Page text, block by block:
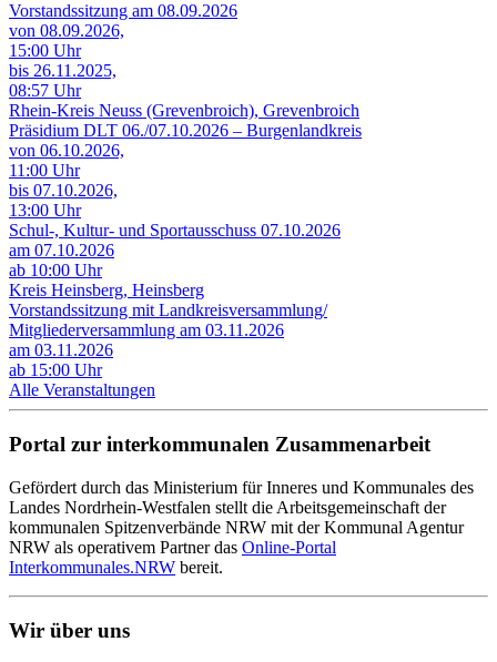
Vorstandssitzung am 08.09.2026
von 08.09.2026,
15:00 Uhr
bis 26.11.2025,
08:57 Uhr
Rhein-Kreis Neuss (Grevenbroich), Grevenbroich
Präsidium DLT 06./07.10.2026 – Burgenlandkreis
von 06.10.2026,
11:00 Uhr
bis 07.10.2026,
13:00 Uhr
Schul-, Kultur- und Sportausschuss 07.10.2026
am 07.10.2026
ab 10:00 Uhr
Kreis Heinsberg, Heinsberg
Vorstandssitzung mit Landkreisversammlung/
Mitgliederversammlung am 03.11.2026
am 03.11.2026
ab 15:00 Uhr
Alle Veranstaltungen
Portal zur interkommunalen Zusammenarbeit
Gefördert durch das Ministerium für Inneres und Kommunales des
Landes Nordrhein-Westfalen stellt die Arbeitsgemeinschaft der
kommunalen Spitzenverbände NRW mit der Kommunal Agentur
NRW als operativem Partner das Online-Portal
Interkommunales.NRW bereit.
Wir über uns